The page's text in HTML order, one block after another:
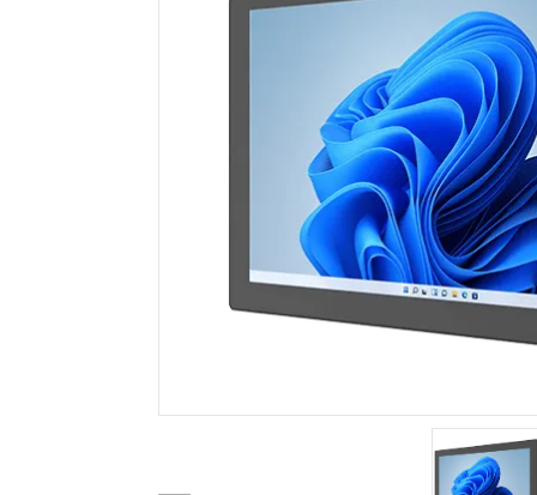
PoE觸
USB
嵌入
嵌入
工業
無線
強固型機器人控制器
邊緣運算人工智慧移動電腦
機器人控制器
石油
ATEX
ATEX
ATEX
智慧充電站解决方案
成功